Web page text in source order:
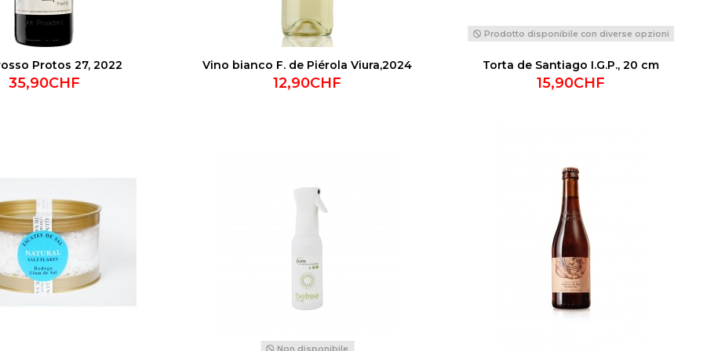
Protos 27, 2022
35,90CHF
Vino bianco F. de Piérola Viura,2024
12,90CHF
Prodotto disponibile con diverse opzioni
Torta de Santiago I.G.P., 20 cm
15,90CHF
Non disponibile